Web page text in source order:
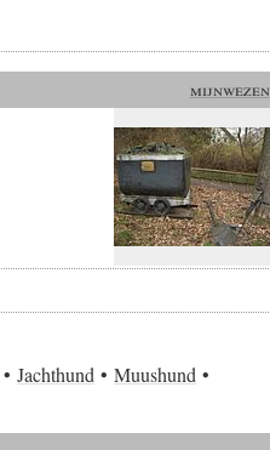
mijnwezen
Jachthund
Muushund